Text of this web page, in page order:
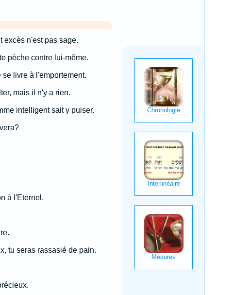
excès n'est pas sage.
pèche contre lui-même.
livre à l'emportement.
mais il n'y a rien.
intelligent sait y puiser.
à l'Eternel.
tu seras rassasié de pain.